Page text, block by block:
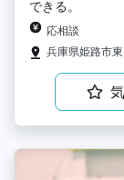
できる。
応相談
兵庫県姫路市